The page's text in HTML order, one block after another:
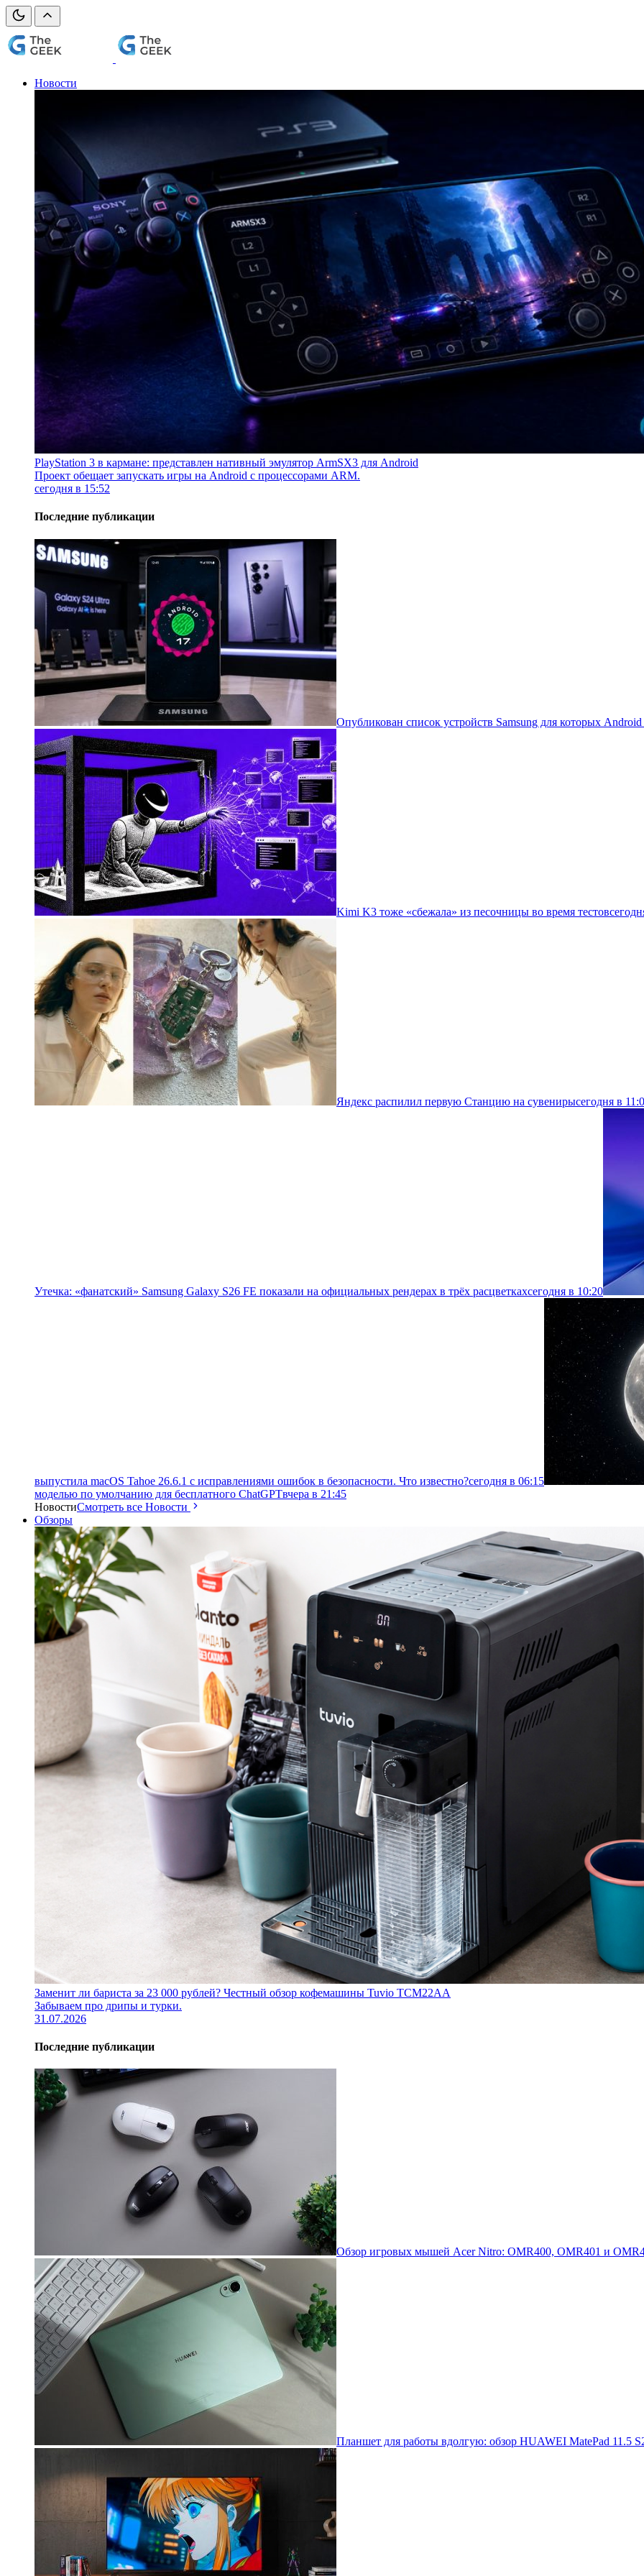
Новости
PlayStation 3 в кармане: представлен нативный эмулятор ArmSX3 для Android
Проект обещает запускать игры на Android с процессорами ARM.
сегодня в 15:52
Последние публикации
Опубликован список устройств Samsung для которых
Kimi K3 тоже «сбежала» из песочницы во время тестов
Яндекс распилил первую Станцию на сувенирысегодня в
Утечка: «фанатский» Samsung Galaxy S26 FE показали на официальных рендерах в трёх расцветкахсегодня в 10:20
выпустила macOS Tahoe 26.6.1 с исправлениями ошибок в безопасности. Что известно?сегодня в 06:15
моделью по умолчанию для бесплатного ChatGPTвчера в 21:45
НовостиСмотреть все Новости
Обзоры
Заменит ли бариста за 23 000 рублей? Честный обзор кофемашины Tuvio TCM22AA
Забываем про дрипы и турки.
31.07.2026
Последние публикации
Обзор игровых мышей Acer Nitro: OMR400, OMR401 и
Планшет для работы вдолгую: обзор HUAWEI MatePad 11.5 S